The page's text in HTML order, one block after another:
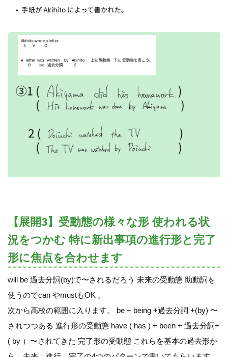
【展開3】受動態の様々な形 使われる状
況をつかむ 特に新出事項の進行形と完了
形に焦点を合わせます
will be 過去分詞(by)で〜されるだろう 未来の受動態 助動詞を
使うのでcan やmustもOK 。
次から高校の範囲に入ります。 be + being +過去分詞 +(by) 〜
されつつある 進行形の受動態 have ( has ) + been + 過去分詞+
( by ）〜されてきた 完了形の受動態 これらを基本の過去形か